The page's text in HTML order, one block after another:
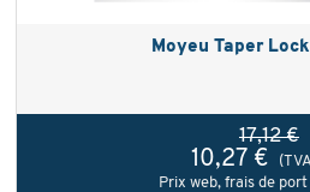
Moyeu Taper
17,12 €
10,27 €
Prix web, frais de